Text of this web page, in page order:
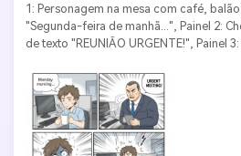
1: Personagem na mesa com café,
"Segunda-feira de manhã...", Painel 2:
de texto "REUNIÃO URGENTE!", Painel
reunião mostrando "FESTA DE PIZZA